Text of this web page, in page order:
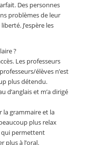
Des personnes
problèmes de leur
J’espère les
?
Les professeurs
élèves n’est
plus détendu.
d’anglais et m’a dirigé
la grammaire et la
plus relax
qui permettent
plus à l’oral.